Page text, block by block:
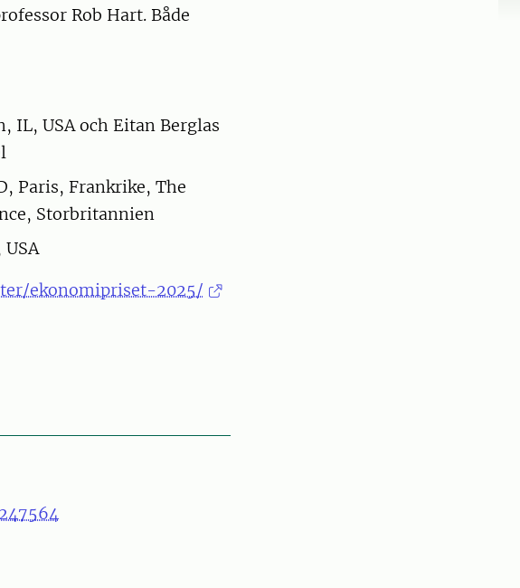
Rob Hart. Både
IL, USA och Eitan Berglas
Paris, Frankrike, The
Storbritannien
ekonomipriset-2025/